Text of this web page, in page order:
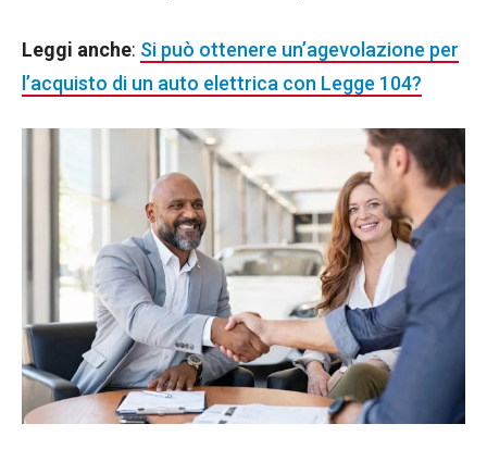
Leggi anche: Si può ottenere un’agevolazione per
l’acquisto di un auto elettrica con Legge 104?